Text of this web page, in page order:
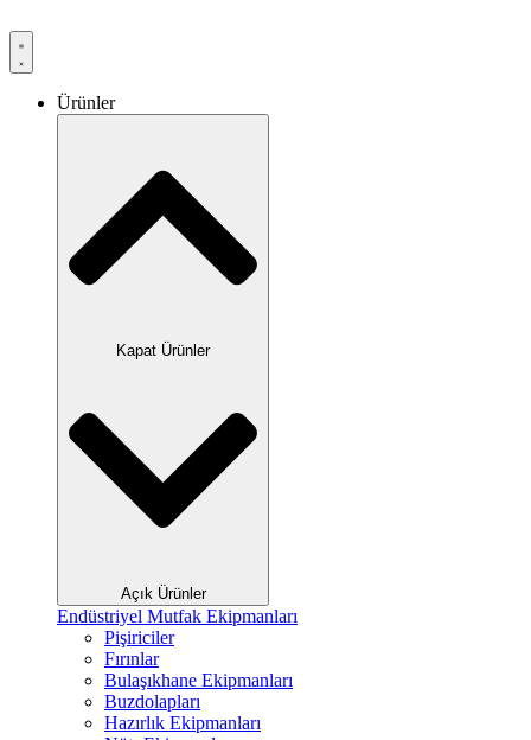
Ürünler
Kapat Ürünler
Açık Ürünler
Endüstriyel Mutfak Ekipmanları
Pişiriciler
Fırınlar
Bulaşıkhane Ekipmanları
Buzdolapları
Hazırlık Ekipmanları